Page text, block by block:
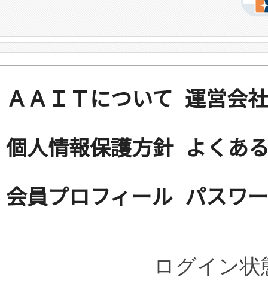
ＡＡＩＴについて 運営会社
個人情報保護方針 よくあ
会員プロフィール パスワ
ログイン